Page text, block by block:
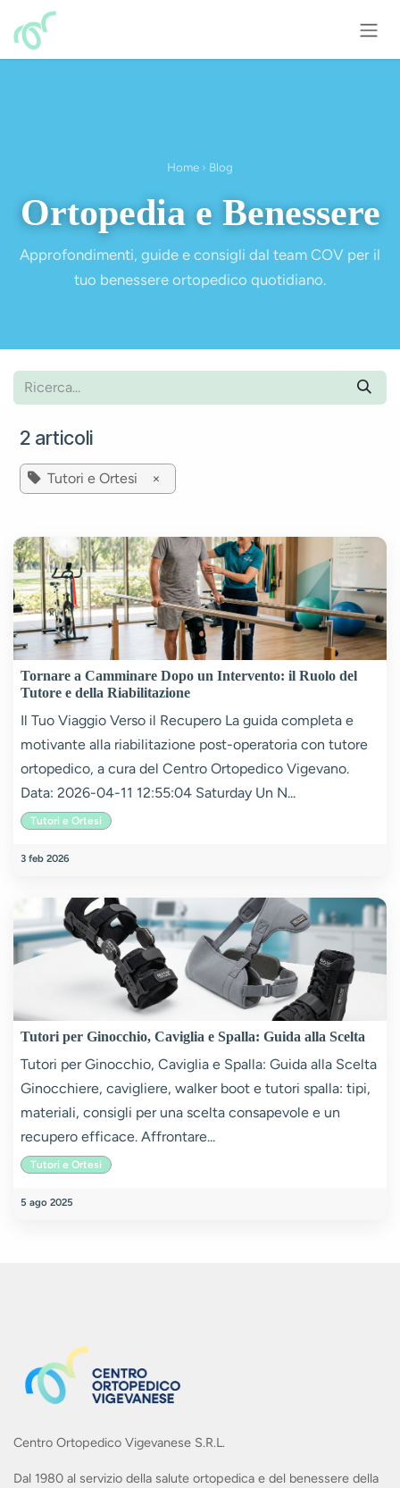
Passa al contenuto
Home › Blog
Ortopedia e Benessere
Approfondimenti, guide e consigli dal team COV per il
tuo benessere ortopedico quotidiano.
2 articoli
Tutori e Ortesi ×
Tornare a Camminare Dopo un Intervento: il Ruolo del
Tutore e della Riabilitazione
Il Tuo Viaggio Verso il Recupero La guida completa e
motivante alla riabilitazione post-operatoria con tutore
ortopedico, a cura del Centro Ortopedico Vigevano.
Data: 2026-04-11 12:55:04 Saturday Un N...
Tutori e Ortesi
3 feb 2026
Tutori per Ginocchio, Caviglia e Spalla: Guida alla Scelta
Tutori per Ginocchio, Caviglia e Spalla: Guida alla Scelta
Ginocchiere, cavigliere, walker boot e tutori spalla: tipi,
materiali, consigli per una scelta consapevole e un
recupero efficace. Affrontare...
Tutori e Ortesi
5 ago 2025
Centro Ortopedico Vigevanese S.R.L.
Dal 1980 al servizio della salute ortopedica e del benessere della